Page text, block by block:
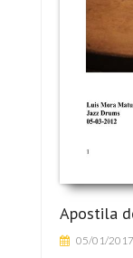
Apostila
05/01/2017